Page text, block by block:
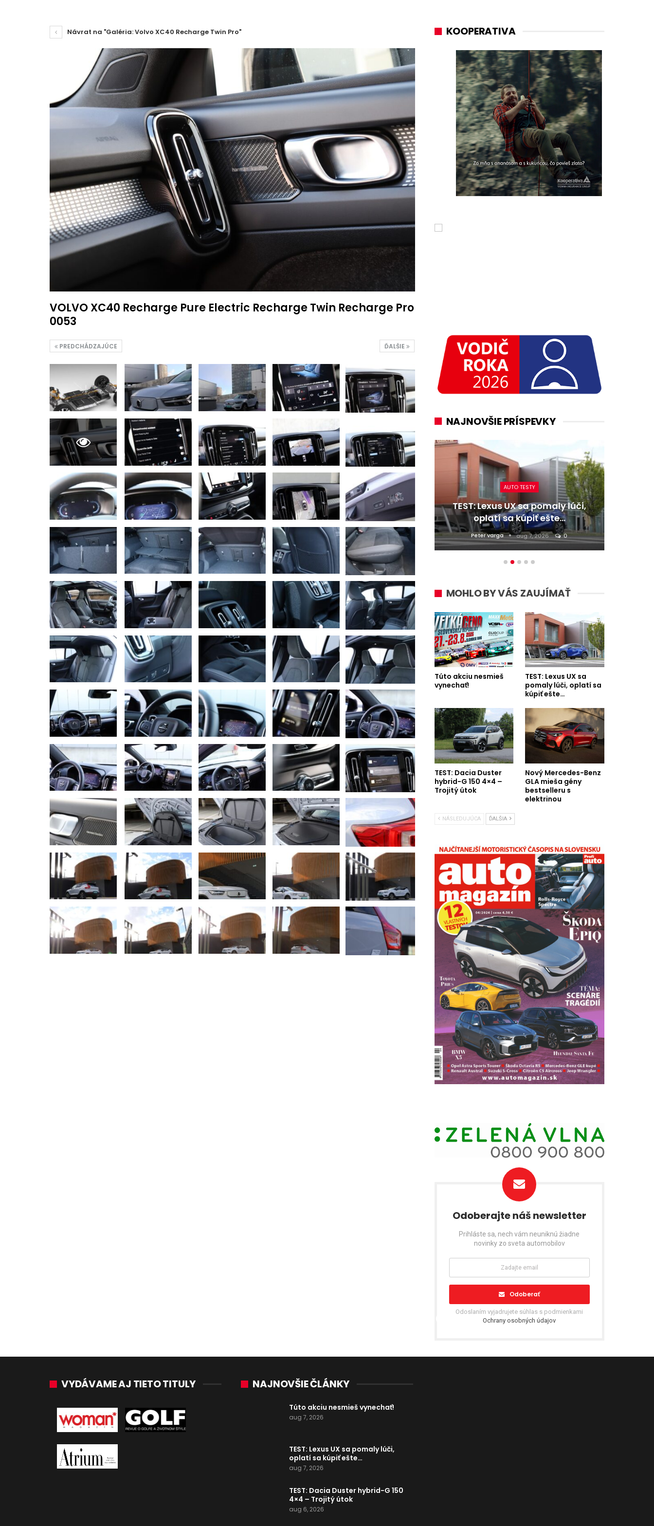
Návrat na "Galéria: Volvo XC40 Recharge Twin Pro"
VOLVO XC40 Recharge Pure Electric Recharge Twin Recharge Pro
0053
ĎALŠIE
PREDCHÁDZAJÚCE
KOOPERATIVA
NAJNOVŠIE PRÍSPEVKY
NOVINKY
Nový Mercedes-Benz GLA mieša
gény bestselleru s elektrinou
Majo Bona júl 31, 2026 0
NOVINKY
Túto akciu nesmieš vynechať!
Majo Bona aug 7, 2026
AUTO TESTY
TEST: Lexus UX sa pomaly lúči,
oplatí sa kúpiť ešte…
Peter varga aug 7, 2026 0
MOHLO BY VÁS ZAUJÍMAŤ
Túto akciu nesmieš
vynechať!
TEST: Lexus UX sa
pomaly lúči, oplatí sa
kúpiť ešte…
TEST: Dacia Duster
hybrid-G 150 4×4 –
Trojitý útok
Nový Mercedes-Benz
GLA mieša gény
bestselleru s
elektrinou
NÁSLEDUJÚCA ĎALŠIA
Odoberajte náš newsletter
Prihláste sa, nech vám neuniknú žiadne
novinky zo sveta automobilov
Odoberať
Odoslaním vyjadrujete súhlas s podmienkami
Ochrany osobných údajov
VYDÁVAME AJ TIETO TITULY NAJNOVŠIE ČLÁNKY
Túto akciu nesmieš vynechať!
aug 7, 2026
TEST: Lexus UX sa pomaly lúči,
oplatí sa kúpiť ešte…
aug 7, 2026
TEST: Dacia Duster hybrid-G 150
4×4 – Trojitý útok
aug 6, 2026